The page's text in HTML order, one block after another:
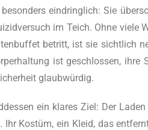
ein­dring­lich: Sie
im Teich. Ohne vie­le
betritt, ist sie sicht­lich
ist geschlos­sen, ihre
glaubwürdig.
ein kla­res Ziel: Der
Kos­tüm, ein Kleid, das